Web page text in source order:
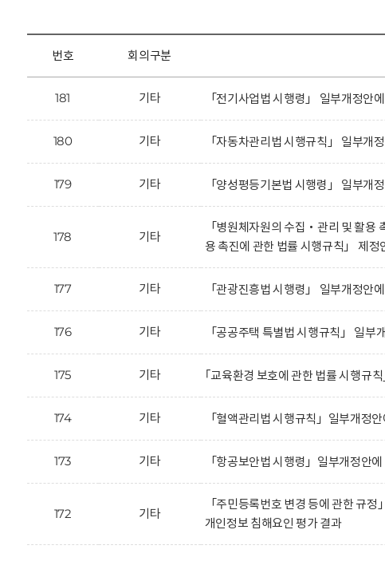
번호 회의구분
181 기타 「전기사업법 시행령」 일부개정안
180 기타 「자동차관리법 시행규칙」 일부개
179 기타 「양성평등기본법 시행령」 일부개
178 기타
「병원체자원의 수집‧관리 및 활용
용 촉진에 관한 법률 시행규칙」 제
177 기타 「관광진흥법 시행령」 일부개정안
176 기타 「공공주택 특별법 시행규칙」 일
175 기타 ｢교육환경 보호에 관한 법률 시행규
174 기타 「혈액관리법 시행규칙」일부개정
173 기타 「항공보안법 시행령」일부개정안
172 기타
「주민등록번호 변경 등에 관한 규
개인정보 침해요인 평가 결과